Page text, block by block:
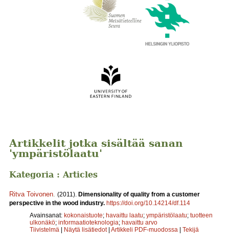
Artikkelit jotka sisältää sanan
'ympäristölaatu'
Kategoria : Articles
Ritva Toivonen (2011). Dimensionality of quality from a customer
perspective in the wood industry. https://doi.org/10.14214/df.114
Avainsanat: kokonaistuote; havaittu laatu; ympäristölaatu; tuotteen
ulkonäkö; informaatioteknologia; havaittu arvo
Tiivistelmä | Näytä lisätiedot | Artikkeli PDF-muodossa | Tekijä